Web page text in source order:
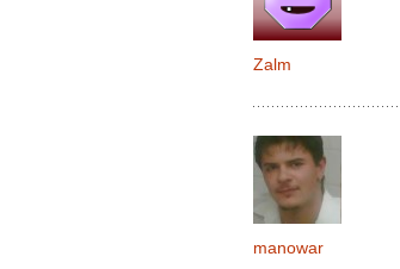
Zalm
manowar